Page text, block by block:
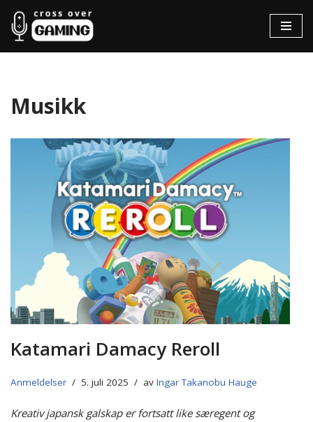
Hopp
til
Musikk
Katamari Damacy Reroll
Anmeldelser 5. juli 2025 av Ingar Takanobu Hauge
Kreativ japansk galskap er fortsatt like særegent og